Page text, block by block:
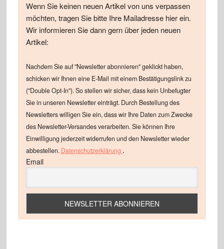
Wenn Sie keinen neuen Artikel von uns verpassen
möchten, tragen Sie bitte Ihre Mailadresse hier ein.
Wir informieren Sie dann gern über jeden neuen
Artikel:
Nachdem Sie auf "Newsletter abonnieren" geklickt haben,
schicken wir Ihnen eine E-Mail mit einem Bestätigungslink zu
("Double Opt-In"). So stellen wir sicher, dass kein Unbefugter
Sie in unseren Newsletter einträgt. Durch Bestellung des
Newsletters willigen Sie ein, dass wir Ihre Daten zum Zwecke
des Newsletter-Versandes verarbeiten. Sie können Ihre
Einwilligung jederzeit widerrufen und den Newsletter wieder
abbestellen. Datenschutzerklärung .
Email